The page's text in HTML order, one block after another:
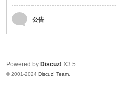
公告
Powered by Discuz! X3.5
© 2001-2024Discuz! Team